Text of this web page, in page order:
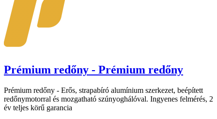
Prémium redőny - Prémium redőny
Prémium redőny - Erős, strapabíró alumínium szerkezet, beépített
redőnymotorral és mozgatható szúnyoghálóval. Ingyenes felmérés, 2
év teljes körű garancia